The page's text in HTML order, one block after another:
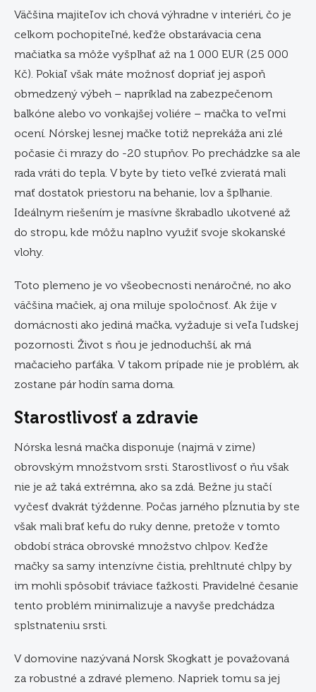
Väčšina majiteľov ich chová výhradne v interiéri, čo je
celkom pochopiteľné, keďže obstarávacia cena
mačiatka sa môže vyšplhať až na 1 000 EUR (25 000
Kč). Pokiaľ však máte možnosť dopriať jej aspoň
obmedzený výbeh – napríklad na zabezpečenom
balkóne alebo vo vonkajšej voliére – mačka to veľmi
ocení. Nórskej lesnej mačke totiž neprekáža ani zlé
počasie či mrazy do -20 stupňov. Po prechádzke sa ale
rada vráti do tepla. V byte by tieto veľké zvieratá mali
mať dostatok priestoru na behanie, lov a šplhanie.
Ideálnym riešením je masívne škrabadlo ukotvené až
do stropu, kde môžu naplno využiť svoje skokanské
vlohy.
Toto plemeno je vo všeobecnosti nenáročné, no ako
väčšina mačiek, aj ona miluje spoločnosť. Ak žije v
domácnosti ako jediná mačka, vyžaduje si veľa ľudskej
pozornosti. Život s ňou je jednoduchší, ak má
mačacieho parťáka. V takom prípade nie je problém, ak
zostane pár hodín sama doma.
Starostlivosť a zdravie
Nórska lesná mačka disponuje (najmä v zime)
obrovským množstvom srsti. Starostlivosť o ňu však
nie je až taká extrémna, ako sa zdá. Bežne ju stačí
vyčesť dvakrát týždenne. Počas jarného pĺznutia by ste
však mali brať kefu do ruky denne, pretože v tomto
období stráca obrovské množstvo chlpov. Keďže
mačky sa samy intenzívne čistia, prehltnuté chlpy by
im mohli spôsobiť tráviace ťažkosti. Pravidelné česanie
tento problém minimalizuje a navyše predchádza
splstnateniu srsti.
V domovine nazývaná Norsk Skogkatt je považovaná
za robustné a zdravé plemeno. Napriek tomu sa jej